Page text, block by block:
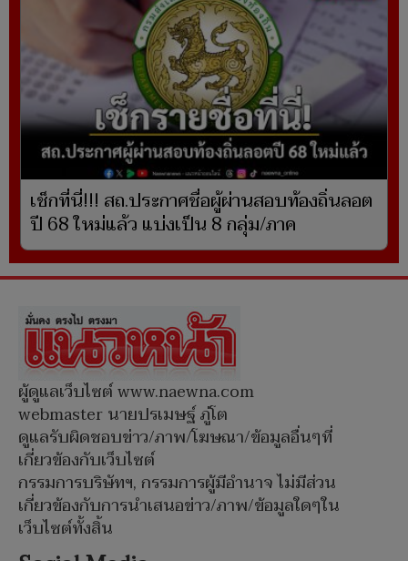
เช็กที่นี่!!! สถ.ประกาศชื่อผู้ผ่านสอบท้องถิ่นลอต
ปี 68 ใหม่แล้ว แบ่งเป็น 8 กลุ่ม/ภาค
ผู้ดูแลเว็บไซต์ www.naewna.com
webmaster นายปรเมษฐ์ ภู่โต
ดูแลรับผิดชอบข่าว/ภาพ/โฆษณา/ข้อมูลอื่นๆที่
เกี่ยวข้องกับเว็บไซต์
กรรมการบริษัทฯ, กรรมการผู้มีอำนาจ ไม่มีส่วน
เกี่ยวข้องกับการนำเสนอข่าว/ภาพ/ข้อมูลใดๆใน
เว็บไซต์ทั้งสิ้น